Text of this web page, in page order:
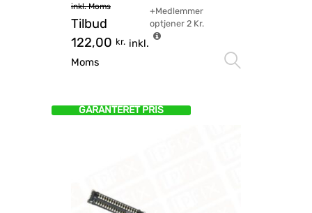
inkl. Moms
Tilbud
122,00 kr. inkl.
Moms
+Medlemmer
optjener2 Kr.
GARANTERET PRIS